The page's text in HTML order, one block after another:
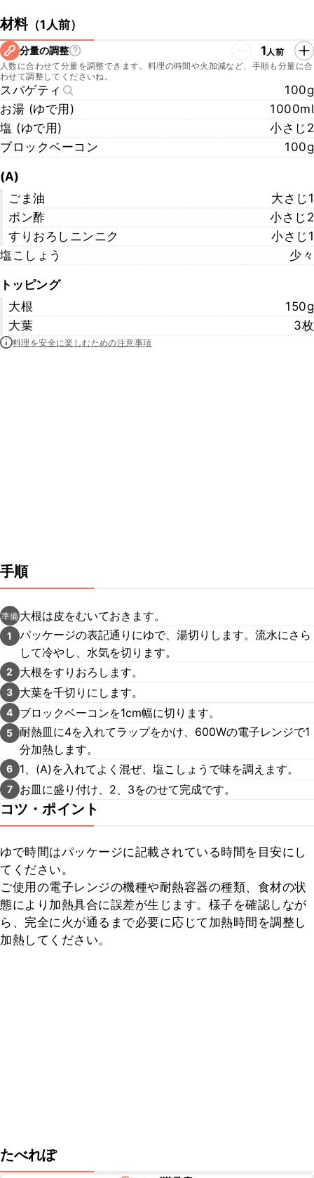
材料（1人前）
分量の調整 1人前
人数に合わせて分量を調整できます。料理の時間や火加減など、手順も分量に合
わせて調整してくださいね。
スパゲティ
100g
お湯 (ゆで用)
1000ml
塩 (ゆで用)
小さじ2
ブロックベーコン
100g
(A)
ごま油
大さじ1
ポン酢
小さじ2
すりおろしニンニク
小さじ1
塩こしょう
少々
トッピング
大根
150g
大葉
3枚
料理を安全に楽しむための注意事項
手順
準備 大根は皮をむいておきます。
1
パッケージの表記通りにゆで、湯切りします。流水にさら
して冷やし、水気を切ります。
2 大根をすりおろします。
3 大葉を千切りにします。
4 ブロックベーコンを1cm幅に切ります。
5 耐熱皿に4を入れてラップをかけ、600Wの電子レンジで1
分加熱します。
6 1、(A)を入れてよく混ぜ、塩こしょうで味を調えます。
7 お皿に盛り付け、2、3をのせて完成です。
コツ・ポイント
ゆで時間はパッケージに記載されている時間を目安にし
てください。
ご使用の電子レンジの機種や耐熱容器の種類、食材の状
態により加熱具合に誤差が生じます。様子を確認しなが
ら、完全に火が通るまで必要に応じて加熱時間を調整し
加熱してください。
たべれぽ